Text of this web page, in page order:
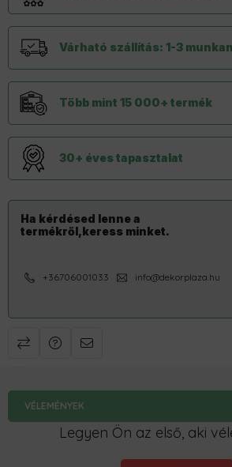
Várható szállítás: 1-3
Több mint 15 000+ termék
30+ éves tapasztalat
Ha kérdésed lenne a
termékről,keress minket.
+36706001033 info@dekorplaza.hu
VÉLEMÉNYEK
Legyen Ön az első, aki